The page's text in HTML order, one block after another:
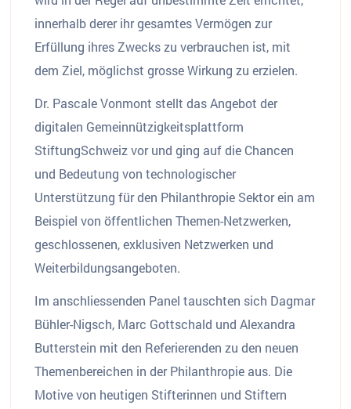
innerhalb derer ihr gesamtes Vermögen zur
Erfüllung ihres Zwecks zu verbrauchen ist, mit
dem Ziel, möglichst grosse Wirkung zu erzielen.
Dr. Pascale Vonmont stellt das Angebot der
digitalen Gemeinnützigkeitsplattform
StiftungSchweiz vor und ging auf die Chancen
und Bedeutung von technologischer
Unterstützung für den Philanthropie Sektor ein am
Beispiel von öffentlichen Themen-Netzwerken,
geschlossenen, exklusiven Netzwerken und
Weiterbildungsangeboten.
Im anschliessenden Panel tauschten sich Dagmar
Bühler-Nigsch, Marc Gottschald und Alexandra
Butterstein mit den Referierenden zu den neuen
Themenbereichen in der Philanthropie aus. Die
Motive von heutigen Stifterinnen und Stiftern